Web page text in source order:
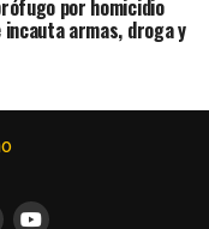
por homicidio
armas, droga y